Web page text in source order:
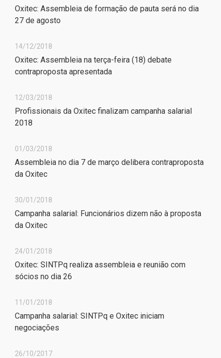
Oxitec: Assembleia de formação de pauta será no dia
27 de agosto
14/12/2018
Oxitec: Assembleia na terça-feira (18) debate
contraproposta apresentada
12/03/2018
Profissionais da Oxitec finalizam campanha salarial
2018
01/03/2018
Assembleia no dia 7 de março delibera contraproposta
da Oxitec
30/01/2018
Campanha salarial: Funcionários dizem não à proposta
da Oxitec
24/01/2018
Oxitec: SINTPq realiza assembleia e reunião com
sócios no dia 26
11/01/2018
Campanha salarial: SINTPq e Oxitec iniciam
negociações
26/10/2017